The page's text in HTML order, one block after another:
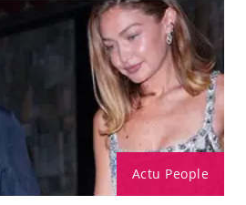
Actu People